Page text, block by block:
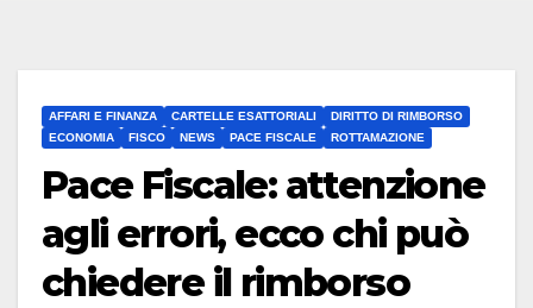
AFFARI E FINANZA CARTELLE ESATTORIALI
DIRITTO DI RIMBORSO
ECONOMIA
FISCO NEWS PACE FISCALE ROTTAMAZIONE
Pace Fiscale: attenzione
agli errori, ecco chi può
chiedere il rimborso